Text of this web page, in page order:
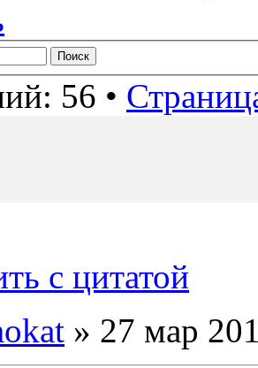
56 •
с цитатой
» 27 мар